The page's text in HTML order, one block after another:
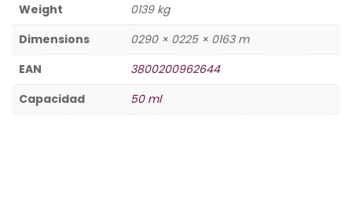
Weight
0139 kg
Dimensions
0290 × 0225 × 0163 m
EAN
3800200962644
Capacidad
50 ml